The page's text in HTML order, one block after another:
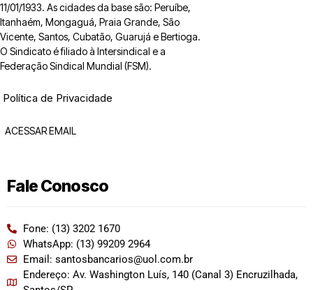
11/01/1933. As cidades da base são: Peruíbe,
Itanhaém, Mongaguá, Praia Grande, São
Vicente, Santos, Cubatão, Guarujá e Bertioga.
O Sindicato é filiado à Intersindical e a
Federação Sindical Mundial (FSM).
Política de Privacidade
ACESSAR EMAIL
Fale Conosco
Fone: (13) 3202 1670
WhatsApp: (13) 99209 2964
Email: santosbancarios@uol.com.br
Endereço: Av. Washington Luís, 140 (Canal 3) Encruzilhada,